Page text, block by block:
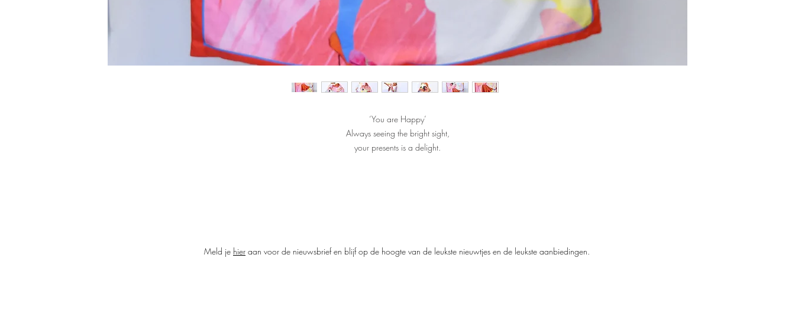
‘You are Happy’
Always seeing the bright sight,
your presents is a delight.
dragen.afmeting: 130 x 130 cm.
Elke sjaal wordt in een beperkte oplage met de hand gemaakt.
Meld je hier aan voor de nieuwsbrief en blijf op de hoogte van de leukste nieuwtjes en de leukste aanbiedingen.